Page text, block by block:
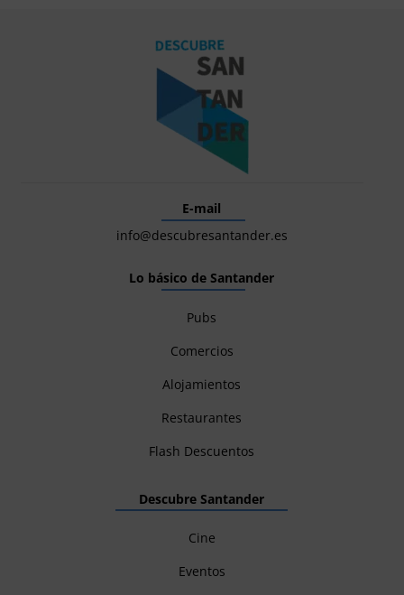
E-mail
info@descubresantander.es
Lo básico de Santander
Pubs
Comercios
Alojamientos
Restaurantes
Flash Descuentos
Descubre Santander
Cine
Eventos